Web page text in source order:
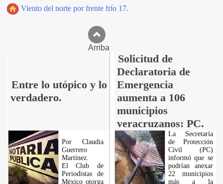
Viento del norte por frente frío 17.
Arriba
Entre lo utópico y lo
verdadero.
Solicitud de
Declaratoria de
Emergencia
aumenta a 106
municipios
veracruzanos: PC.
Por Claudia
Guerrero
Martínez.
El Club de
Periodistas de
México otorga
La Secretaría
de Protección
Civil (PC)
informó que se
podrían anexar
22 municipios
más a la